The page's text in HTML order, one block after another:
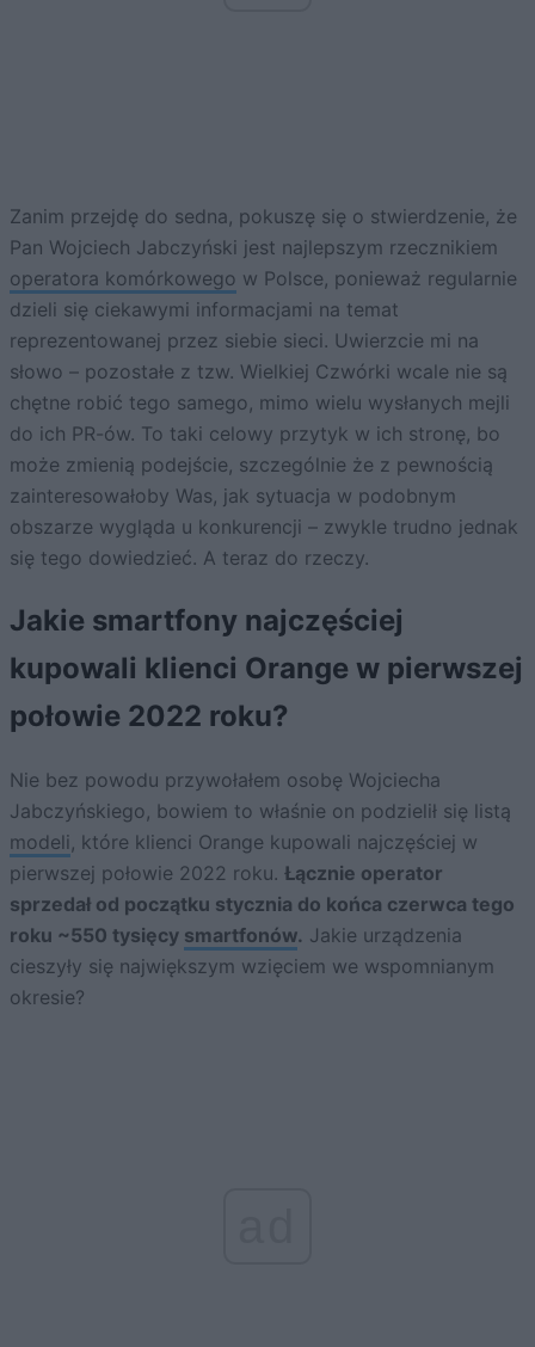
Zanim przejdę do sedna, pokuszę się o stwierdzenie, że
Pan Wojciech Jabczyński jest najlepszym rzecznikiem
operatora komórkowego w Polsce, ponieważ regularnie
dzieli się ciekawymi informacjami na temat
reprezentowanej przez siebie sieci. Uwierzcie mi na
słowo – pozostałe z tzw. Wielkiej Czwórki wcale nie są
chętne robić tego samego, mimo wielu wysłanych mejli
do ich PR-ów. To taki celowy przytyk w ich stronę, bo
może zmienią podejście, szczególnie że z pewnością
zainteresowałoby Was, jak sytuacja w podobnym
obszarze wygląda u konkurencji – zwykle trudno jednak
się tego dowiedzieć. A teraz do rzeczy.
Jakie smartfony najczęściej
kupowali klienci Orange w pierwszej
połowie 2022 roku?
Nie bez powodu przywołałem osobę Wojciecha
Jabczyńskiego, bowiem to właśnie on podzielił się listą
modeli, które klienci Orange kupowali najczęściej w
pierwszej połowie 2022 roku. Łącznie operator
sprzedał od początku stycznia do końca czerwca tego
roku ~550 tysięcy smartfonów. Jakie urządzenia
cieszyły się największym wzięciem we wspomnianym
okresie?